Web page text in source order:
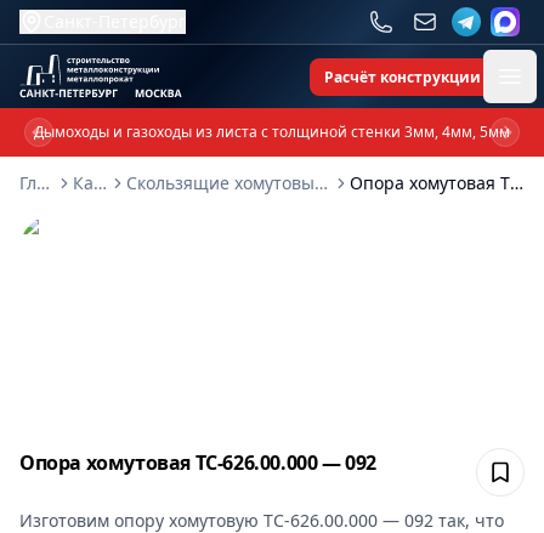
Расчёт конструкции
Дымоходы и газоходы из листа с толщиной стенки 3мм, 4мм, 5мм
Previous slide
Главная
Каталог Скользящие хомутовые опоры ТС-626-00-000 Опора хомутовая ТС-626.00.000 — 092
Опора хомутовая ТС-626.00.000 — 092
Изготовим опору хомутовую ТС-626.00.000 — 092 так, что